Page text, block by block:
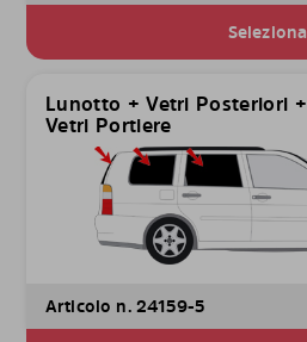
Seleziona
Lunotto + Vetri Posteriori +
Vetri Portiere
Articolo n. 24159-5